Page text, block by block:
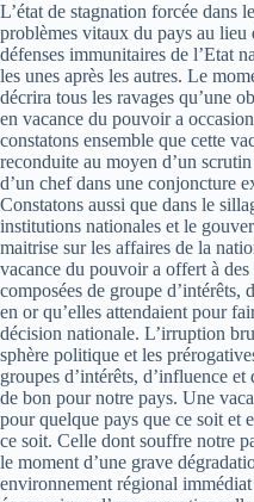
L’état de stagnation forcée dans
problèmes vitaux du pays au lieu
défenses immunitaires de l’Etat
les unes après les autres. Le
décrira tous les ravages qu’une
en vacance du pouvoir a
constatons ensemble que cette
reconduite au moyen d’un
d’un chef dans une conjoncture
Constatons aussi que dans le
institutions nationales et le
maitrise sur les affaires de la
vacance du pouvoir a offert à
composées de groupe d’intérêts,
en or qu’elles attendaient pour
décision nationale. L’irruption
sphère politique et les
groupes d’intérêts, d’influence
de bon pour notre pays. Une
pour quelque pays que ce soit et
ce soit. Celle dont souffre notre
le moment d’une grave
environnement régional